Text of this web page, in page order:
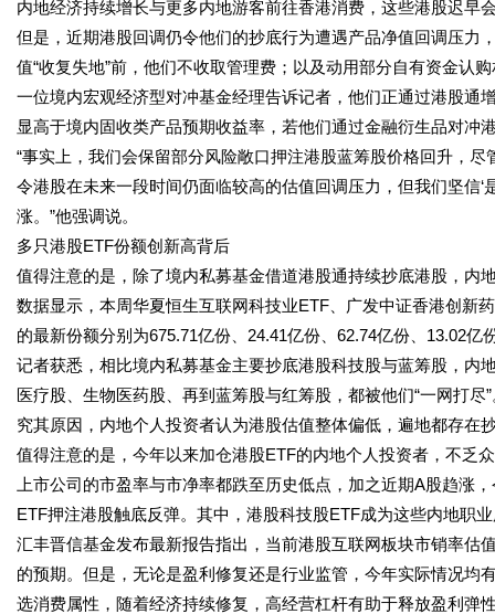
内地经济持续增长与更多内地游客前往香港消费，这些港股迟早
但是，近期港股回调仍令他们的抄底行为遭遇产品净值回调压力
值“收复失地”前，他们不收取管理费；以及动用部分自有资金认
一位境内宏观经济型对冲基金经理告诉记者，他们正通过港股通
显高于境内固收类产品预期收益率，若他们通过金融衍生品对冲
“事实上，我们会保留部分风险敞口押注港股蓝筹股价格回升，
令港股在未来一段时间仍面临较高的估值回调压力，但我们坚信
涨。”他强调说。
多只港股ETF份额创新高背后
值得注意的是，除了境内私募基金借道港股通持续抄底港股，内
数据显示，本周华夏恒生互联网科技业ETF、广发中证香港创新
的最新份额分别为675.71亿份、24.41亿份、62.74亿份、13.02亿
记者获悉，相比境内私募基金主要抄底港股科技股与蓝筹股，
医疗股、生物医药股、再到蓝筹股与红筹股，都被他们“一网打尽
究其原因，内地个人投资者认为港股估值整体偏低，遍地都存在
值得注意的是，今年以来加仓港股ETF的内地个人投资者，不乏
上市公司的市盈率与市净率都跌至历史低点，加之近期A股趋涨
ETF押注港股触底反弹。其中，港股科技股ETF成为这些内地职业
汇丰晋信基金发布最新报告指出，当前港股互联网板块市销率估
的预期。但是，无论是盈利修复还是行业监管，今年实际情况
选消费属性，随着经济持续修复，高经营杠杆有助于释放盈利弹